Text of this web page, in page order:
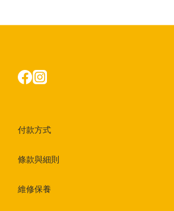
付款方式
條款與細則
維修保養